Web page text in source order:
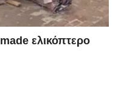
ελικόπτερο